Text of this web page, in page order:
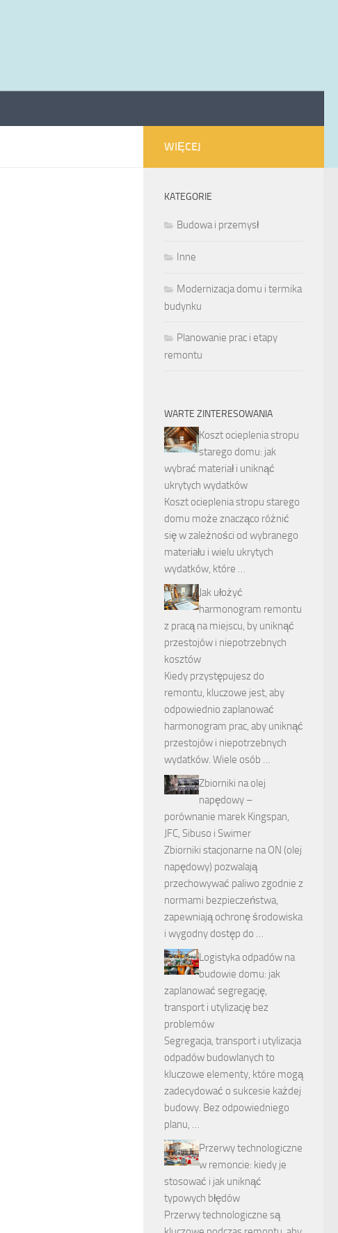
WIĘCEJ
KATEGORIE
Budowa i przemysł
Inne
Modernizacja domu i termika
budynku
Planowanie prac i etapy
remontu
WARTE ZINTERESOWANIA
Koszt ocieplenia stropu
starego domu: jak
wybrać materiał i uniknąć
ukrytych wydatków
Koszt ocieplenia stropu starego
domu może znacząco różnić
się w zależności od wybranego
materiału i wielu ukrytych
wydatków, które …
Jak ułożyć
harmonogram remontu
z pracą na miejscu, by uniknąć
przestojów i niepotrzebnych
kosztów
Kiedy przystępujesz do
remontu, kluczowe jest, aby
odpowiednio zaplanować
harmonogram prac, aby uniknąć
przestojów i niepotrzebnych
wydatków. Wiele osób …
Zbiorniki na olej
napędowy –
porównanie marek Kingspan,
JFC, Sibuso i Swimer
Zbiorniki stacjonarne na ON (olej
napędowy) pozwalają
przechowywać paliwo zgodnie z
normami bezpieczeństwa,
zapewniają ochronę środowiska
i wygodny dostęp do …
Logistyka odpadów na
budowie domu: jak
zaplanować segregację,
transport i utylizację bez
problemów
Segregacja, transport i utylizacja
odpadów budowlanych to
kluczowe elementy, które mogą
zadecydować o sukcesie każdej
budowy. Bez odpowiedniego
planu, …
Przerwy technologiczne
w remoncie: kiedy je
stosować i jak uniknąć
typowych błędów
Przerwy technologiczne są